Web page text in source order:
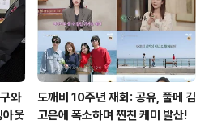
와
아웃
도깨비 10주년 재회: 공유, 풀메 김
고은에 폭소하며 찐친 케미 발산!